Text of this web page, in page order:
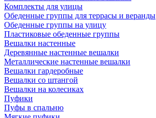
Комплекты для улицы
Обеденные группы для террасы и веранды
Обеденные группы на улицу
Пластиковые обеденные группы
Вешалки настенные
Деревянные настенные вешалки
Металлические настенные вешалки
Вешалки гардеробные
Вешалки со штангой
Вешалки на колесиках
Пуфики
Пуфы в спальню